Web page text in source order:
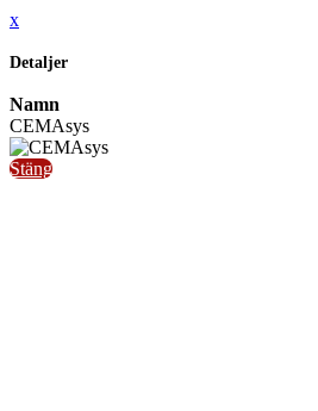
x
Detaljer
Namn
CEMAsys
Stäng